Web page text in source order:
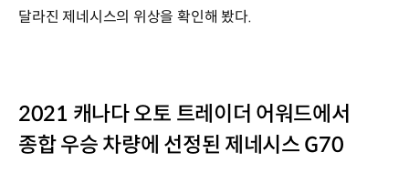
달라진 제네시스의 위상을 확인해 봤다.
2021 캐나다 오토 트레이더 어워드에서
종합 우승 차량에 선정된 제네시스 G70